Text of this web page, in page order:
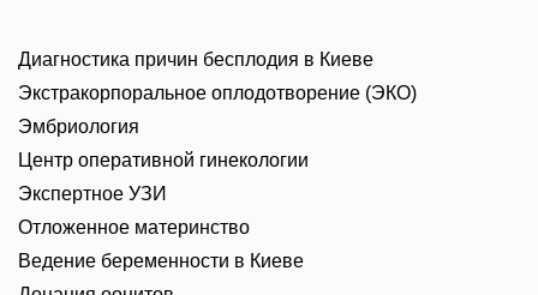
Диагностика причин бесплодия в Киеве
Экстракорпоральное оплодотворение (ЭКО)
Эмбриология
Центр оперативной гинекологии
Экспертное УЗИ
Отложенное материнство
Ведение беременности в Киеве